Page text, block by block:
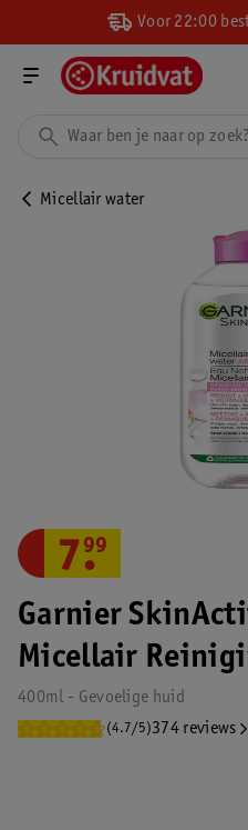
Voor 22:00
Micellair water
Garnier
Micellair
400ml - Gevoelige huid
(4.7/5)374 reviews
7.
99